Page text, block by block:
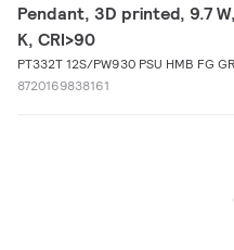
Pendant, 3D printed, 9.7
K, CRI>90
PT332T 12S/PW930 PSU HMB FG GR
8720169838161